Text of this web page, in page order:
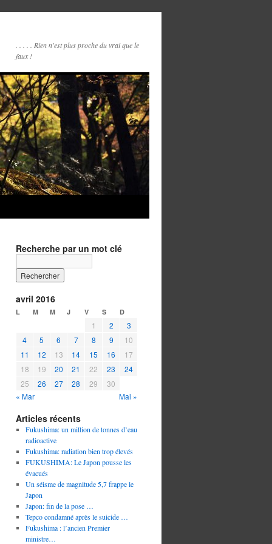
. . . . . Rien n'est plus proche du vrai que le
faux !
Recherche par un mot clé
avril 2016
L M M J V S D
« Mar Mai »
1 2
3
4
5 6 7 8 9
10
11
12 13 14 15 16
17
18
19 20 21 22 23
24
25
26 27 28 29 30
Articles récents
Fukushima: un million de tonnes d’eau
radioactive
Fukushima: radiation bien trop élevés
FUKUSHIMA: Le Japon pousse les
évacués
Un séisme de magnitude 5,7 frappe le
Japon
Japon: fin de la pose …
Tepco condamné après le suicide …
Fukushima : l’ancien Premier
ministre…